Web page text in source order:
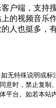
户端，支持
的视频音乐
人也挺多，
无特殊说明或
意时，禁止复制
平台。如若本站